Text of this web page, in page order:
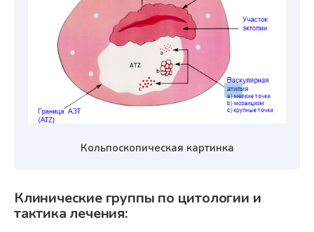
Кольпоскопическая картинка
Клинические группы по цитологии и
тактика лечения: